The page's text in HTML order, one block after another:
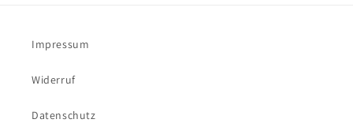
Impressum
Widerruf
Datenschutz